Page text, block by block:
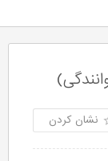
نشان کردن